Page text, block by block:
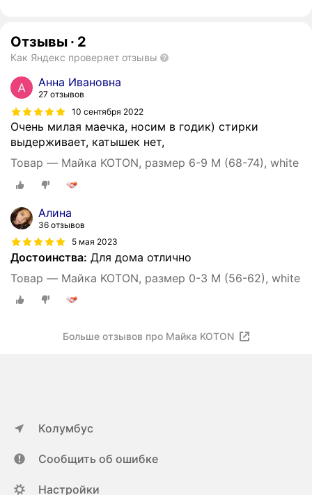
Отзывы · 2
Как Яндекс проверяет отзывы
Анна Ивановна
27 отзывов
10 сентября 2022
Очень милая маечка, носим в годик) стирки
выдерживает, катышек нет,
Товар — Майка KOTON, размер 6-9 М (68-74), white
Алина
36 отзывов
5 мая 2023
Достоинства: Для дома отлично
Товар — Майка KOTON, размер 0-3 М (56-62), white
Больше отзывов про Майка KOTON
Колумбус
Сообщить об ошибке
Настройки